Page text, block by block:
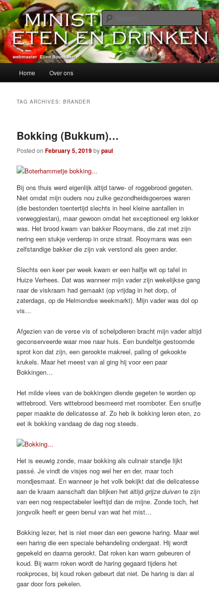
Skip
to
primary
content
Skip
to
secondary
contentMinisterie van Eten en Drinken
alles over eten, drinken en andere genoegens…
Home Over ons
TAG ARCHIVES:BRANDER
Bokking (Bukkum)…
Posted onFebruary 5, 2019bypaul
Bij ons thuis werd eigenlijk altijd tarwe- of roggebrood gegeten.
Niet omdat mijn ouders nou zulke gezondheidsgoeroes waren
(die bestonden toentertijd slechts in heel kleine aantallen in
verweggiestan), maar gewoon omdat het exceptioneel erg lekker
was. Het brood kwam van bakker Rooymans, die zat met zijn
nering een stukje verderop in onze straat. Rooymans was een
zelfstandige bakker die zijn vak verstond als geen ander.
Slechts een keer per week kwam er een halfje wit op tafel in
Huize Verhees. Dat was wanneer mijn vader zijn wekelijkse gang
naar de viskraam had gemaakt (op vrijdag in het dorp, of
zaterdags, op de Helmondse weekmarkt). Mijn vader was dol op
vis…
Afgezien van de verse vis of schelpdieren bracht mijn vader altijd
geconserveerde waar mee naar huis. Een bundeltje gestoomde
sprot kon dat zijn, een gerookte makreel, paling of gekookte
krukels. Maar het meest van al ging hij voor een paar
Bokkingen…
Het milde vlees van de bokkingen diende gegeten te worden op
wittebrood. Vers wittebrood besmeerd met roomboter. Een snuifje
peper maakte de delicatesse af. Zo heb ik bokking leren eten, zo
eet ik bokking vandaag de dag nog steeds.
Het is eeuwig zonde, maar bokking als culinair standje lijkt
passé. Je vindt de visjes nog wel her en der, maar toch
mondjesmaat. En wanneer je het volk bekijkt dat die delicatesse
aan de kraam aanschaft dan blijken het altijdgrijze duiven te zijn
van een nog respectabeler leeftijd dan de mijne. Zonde toch, het
jongvolk heeft er geen benul van wat het mist…
Bokking lezer, het is niet meer dan een gewone haring. Maar wel
een haring die een speciale behandeling ondergaat. Hij wordt
gepekeld en daarna gerookt. Dat roken kan warm gebeuren of
koud. Bij warm roken wordt de haring gegaard tijdens het
rookproces, bij koud roken gebeurt dat niet. De haring is dan al
gaar door fors pekelen.